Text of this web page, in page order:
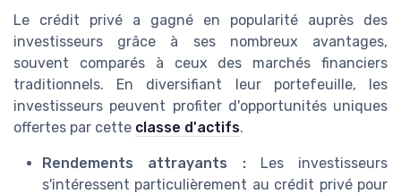
Le crédit privé a gagné en popularité auprès des
investisseurs grâce à ses nombreux avantages,
souvent comparés à ceux des marchés financiers
traditionnels. En diversifiant leur portefeuille, les
investisseurs peuvent profiter d'opportunités uniques
offertes par cette classe d'actifs.
Rendements attrayants :Les investisseurs
s'intéressent particulièrement au crédit privé pour